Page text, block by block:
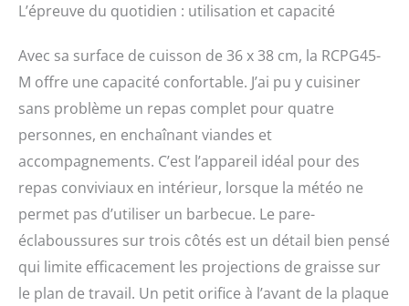
L’épreuve du quotidien : utilisation et capacité
Avec sa surface de cuisson de 36 x 38 cm, la RCPG45-
M offre une capacité confortable. J’ai pu y cuisiner
sans problème un repas complet pour quatre
personnes, en enchaînant viandes et
accompagnements. C’est l’appareil idéal pour des
repas conviviaux en intérieur, lorsque la météo ne
permet pas d’utiliser un barbecue. Le pare-
éclaboussures sur trois côtés est un détail bien pensé
qui limite efficacement les projections de graisse sur
le plan de travail. Un petit orifice à l’avant de la plaque